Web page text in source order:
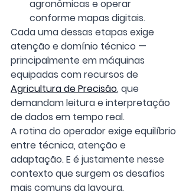
agronômicas e operar
conforme mapas digitais.
Cada uma dessas etapas exige
atenção e domínio técnico —
principalmente em máquinas
equipadas com recursos de
Agricultura de Precisão, que
demandam leitura e interpretação
de dados em tempo real.
A rotina do operador exige equilíbrio
entre técnica, atenção e
adaptação. E é justamente nesse
contexto que surgem os desafios
mais comuns da lavoura.